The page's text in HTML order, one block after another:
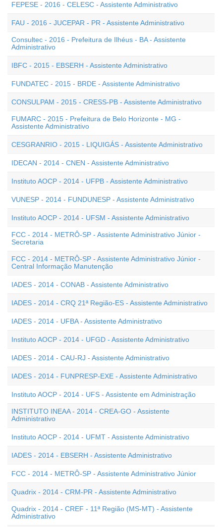
FEPESE - 2016 - CELESC - Assistente Administrativo
FAU - 2016 - JUCEPAR - PR - Assistente Administrativo
Consultec - 2016 - Prefeitura de Ilhéus - BA - Assistente
Administrativo
IBFC - 2015 - EBSERH - Assistente Administrativo
FUNDATEC - 2015 - BRDE - Assistente Administrativo
CONSULPAM - 2015 - CRESS-PB - Assistente Administrativo
FUMARC - 2015 - Prefeitura de Belo Horizonte - MG -
Assistente Administrativo
CESGRANRIO - 2015 - LIQUIGÁS - Assistente Administrativo
IDECAN - 2014 - CNEN - Assistente Administrativo
Instituto AOCP - 2014 - UFPB - Assistente Administrativo
VUNESP - 2014 - FUNDUNESP - Assistente Administrativo
Instituto AOCP - 2014 - UFSM - Assistente Administrativo
FCC - 2014 - METRÔ-SP - Assistente Administrativo Júnior -
Secretaria
FCC - 2014 - METRÔ-SP - Assistente Administrativo Júnior -
Central Informação Manutenção
IADES - 2014 - CONAB - Assistente Administrativo
IADES - 2014 - CRQ 21ª Região-ES - Assistente Administrativo
IADES - 2014 - UFBA - Assistente Administrativo
Instituto AOCP - 2014 - UFGD - Assistente Administrativo
IADES - 2014 - CAU-RJ - Assistente Administrativo
IADES - 2014 - FUNPRESP-EXE - Assistente Administrativo
Instituto AOCP - 2014 - UFS - Assistente em Administração
INSTITUTO INEAA - 2014 - CREA-GO - Assistente
Administrativo
Instituto AOCP - 2014 - UFMT - Assistente Administrativo
IADES - 2014 - EBSERH - Assistente Administrativo
FCC - 2014 - METRÔ-SP - Assistente Administrativo Júnior
Quadrix - 2014 - CRM-PR - Assistente Administrativo
Quadrix - 2014 - CREF - 11ª Região (MS-MT) - Assistente
Administrativo